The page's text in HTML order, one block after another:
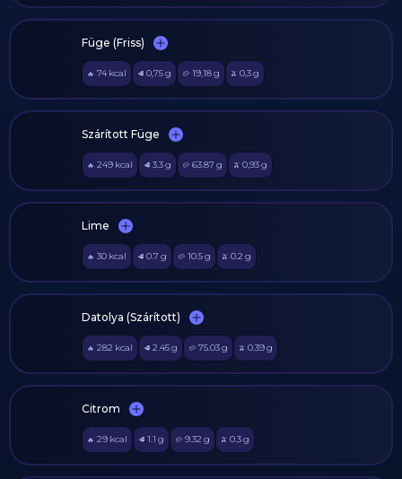
Füge (Friss)
🔥 74 kcal 🥩 0,75g 🥔 19,18g 🫒 0,3g
Szárított Füge
🔥 249 kcal 🥩 3.3g 🥔 63.87 g 🫒 0,93g
Lime
🔥 30 kcal 🥩 0.7 g 🥔 10.5g 🫒 0.2 g
Datolya (Szárított)
🔥 282 kcal 🥩 2.45g 🥔 75.03g 🫒 0.39g
Citrom
🔥 29 kcal 🥩 1.1 g 🥔 9.32 g 🫒 0.3g